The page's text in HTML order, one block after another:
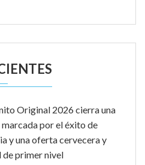
Original 2026 cierra una
por el éxito de
y una oferta cervecera y
de primer nivel